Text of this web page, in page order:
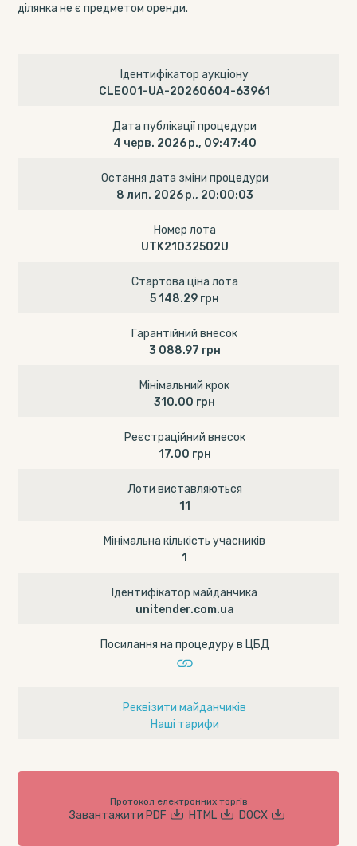
ділянка не є предметом оренди.
Ідентифікатор аукціону
CLE001-UA-20260604-63961
Дата публікації процедури
4 черв. 2026 р., 09:47:40
Остання дата зміни процедури
8 лип. 2026 р., 20:00:03
Номер лота
UTK21032502U
Стартова ціна лота
5 148.29 грн
Гарантійний внесок
3 088.97 грн
Мінімальний крок
310.00 грн
Реєстраційний внесок
17.00 грн
Лоти виставляються
11
Мінімальна кількість учасників
1
Ідентифікатор майданчика
unitender.com.ua
Посилання на процедуру в ЦБД
Реквізити майданчиків
Наші тарифи
Протокол електронних торгів
Завантажити PDF HTML DOCX